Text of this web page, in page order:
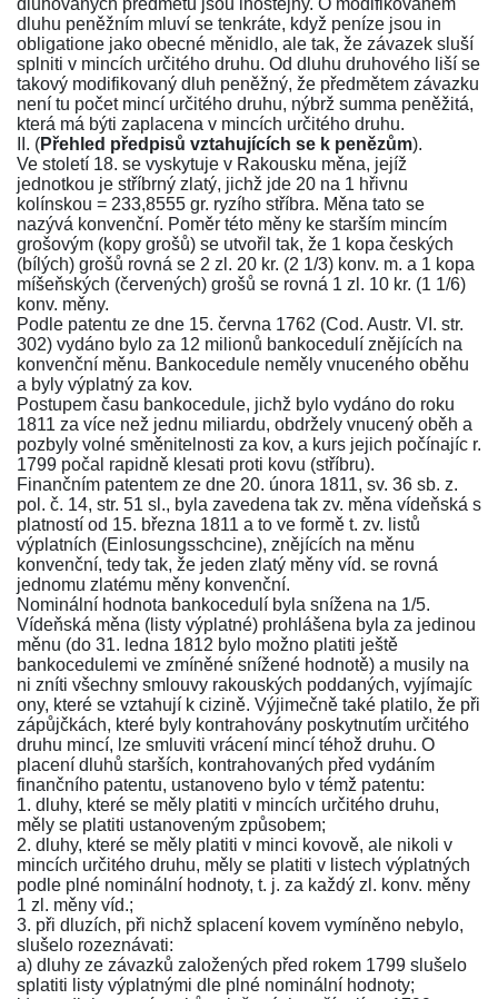
dluhovaných předmětů jsou lhostejny. O modifikovaném
dluhu peněžním mluví se tenkráte, když peníze jsou in
obligatione jako obecné měnidlo, ale tak, že závazek sluší
splniti v mincích určitého druhu. Od dluhu druhového liší se
takový modifikovaný dluh peněžný, že předmětem závazku
není tu počet mincí určitého druhu, nýbrž summa peněžitá,
která má býti zaplacena v mincích určitého druhu.
II. (Přehled předpisů vztahujících se k penězům).
Ve století 18. se vyskytuje v Rakousku měna, jejíž
jednotkou je stříbrný zlatý, jichž jde 20 na 1 hřivnu
kolínskou = 233,8555 gr. ryzího stříbra. Měna tato se
nazývá konvenční. Poměr této měny ke starším mincím
grošovým (kopy grošů) se utvořil tak, že 1 kopa českých
(bílých) grošů rovná se 2 zl. 20 kr. (2 1/3) konv. m. a 1 kopa
míšeňských (červených) grošů se rovná 1 zl. 10 kr. (1 1/6)
konv. měny.
Podle patentu ze dne 15. června 1762 (Cod. Austr. VI. str.
302) vydáno bylo za 12 milionů bankocedulí znějících na
konvenční měnu. Bankocedule neměly vnuceného oběhu
a byly výplatný za kov.
Postupem času bankocedule, jichž bylo vydáno do roku
1811 za více než jednu miliardu, obdržely vnucený oběh a
pozbyly volné směnitelnosti za kov, a kurs jejich počínajíc r.
1799 počal rapidně klesati proti kovu (stříbru).
Finančním patentem ze dne 20. února 1811, sv. 36 sb. z.
pol. č. 14, str. 51 sl., byla zavedena tak zv. měna vídeňská s
platností od 15. března 1811 a to ve formě t. zv. listů
výplatních (Einlosungsschcine), znějících na měnu
konvenční, tedy tak, že jeden zlatý měny víd. se rovná
jednomu zlatému měny konvenční.
Nominální hodnota bankocedulí byla snížena na 1/5.
Vídeňská měna (listy výplatné) prohlášena byla za jedinou
měnu (do 31. ledna 1812 bylo možno platiti ještě
bankocedulemi ve zmíněné snížené hodnotě) a musily na
ni zníti všechny smlouvy rakouských poddaných, vyjímajíc
ony, které se vztahují k cizině. Výjimečně také platilo, že při
zápůjčkách, které byly kontrahovány poskytnutím určitého
druhu mincí, lze smluviti vrácení mincí téhož druhu. O
placení dluhů starších, kontrahovaných před vydáním
finančního patentu, ustanoveno bylo v témž patentu:
1. dluhy, které se měly platiti v mincích určitého druhu,
měly se platiti ustanoveným způsobem;
2. dluhy, které se měly platiti v minci kovově, ale nikoli v
mincích určitého druhu, měly se platiti v listech výplatných
podle plné nominální hodnoty, t. j. za každý zl. konv. měny
1 zl. měny víd.;
3. při dluzích, při nichž splacení kovem vymíněno nebylo,
slušelo rozeznávati:
a) dluhy ze závazků založených před rokem 1799 slušelo
splatiti listy výplatnými dle plné nominální hodnoty;